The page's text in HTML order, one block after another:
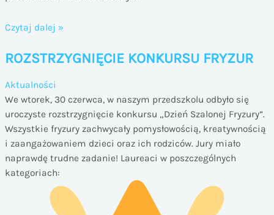
MOTYLKI
ZAMKU
Czytaj dalej »
ROZSTRZYGNIĘCIE KONKURSU FRYZUR
Aktualności
We wtorek, 30 czerwca, w naszym przedszkolu odbyło się
uroczyste rozstrzygnięcie konkursu „Dzień Szalonej Fryzury”.
Wszystkie fryzury zachwycały pomysłowością, kreatywnością
i zaangażowaniem dzieci oraz ich rodziców. Jury miało
naprawdę trudne zadanie! Laureaci w poszczególnych
kategoriach: